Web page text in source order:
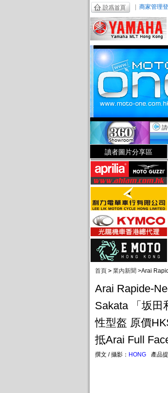
商家管理
讀者圖片分享區
首頁 > 業內新聞 >Arai
Arai Rapide-
Sakata 「坂田
性型盔 原價
抵Arai Full
撰文 / 攝影： HONG 產品